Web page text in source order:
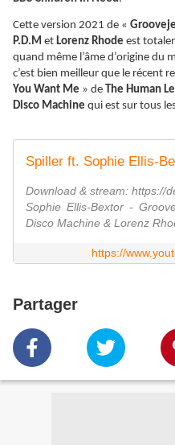
Cette version 2021 de «
P.D.M et Lorenz Rhode est
quand même l’âme d’origine du
c’est bien meilleur que le récent
You Want Me » de The Human
Disco Machine qui est sur tous
Download & stream: https://
Sophie Ellis-Bextor -
Disco Machine & Lorenz
https://
Partager